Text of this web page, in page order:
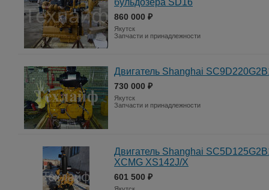
бульдозера SD16
860 000 ₽
Якутск
Запчасти и принадлежности
Двигатель Shanghai
730 000 ₽
Якутск
Запчасти и принадлежности
Двигатель Shanghai
XCMG XS142J/X
601 500 ₽